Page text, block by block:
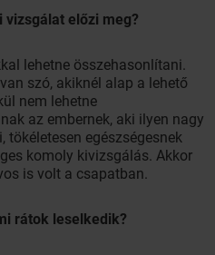
előzi meg?
lehetne összehasonlítani.
szó, akiknél alap a lehető
nem lehetne
az embernek, aki ilyen nagy
tökéletesen egészségesnek
komoly kivizsgálás. Akkor
is volt a csapatban.
rátok leselkedik?